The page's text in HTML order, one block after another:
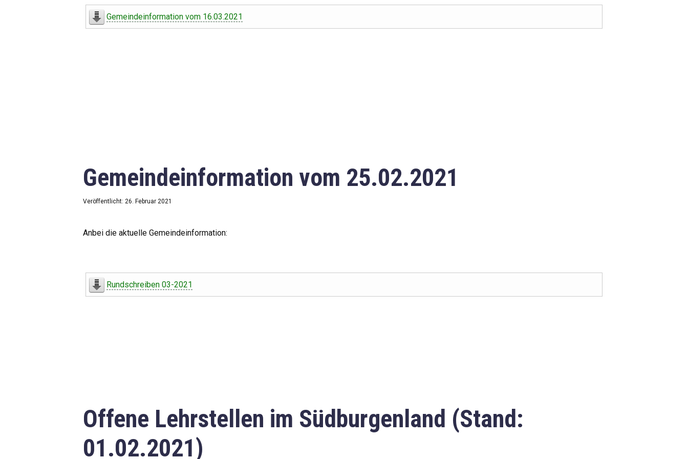
Offener Haushalt
Downloads
Impressum
Gemeindeinformation vom 16.03.2021
Gemeindeinformation vom 25.02.2021
Veröffentlicht: 26. Februar 2021
Anbei die aktuelle Gemeindeinformation:
Rundschreiben 03-2021
Offene Lehrstellen im Südburgenland (Stand:
01.02.2021)